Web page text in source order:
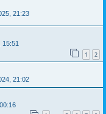
21:23
15:51
1 2
21:02